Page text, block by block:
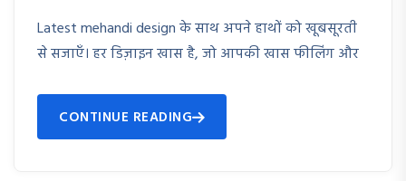
Latest mehandi design के साथ अपने हाथों को खूबसूरती
से सजाएँ। हर डिज़ाइन खास है, जो आपकी खास फीलिंग और
CONTINUE READING